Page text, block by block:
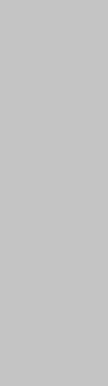
عليه،
أو أكثر
أسباب
وبناء على
إما بنوع
أخرى من
اللجوء
لدى
بتناول
منها،
ارتفاع
بسؤال
بشكل
مستوى
في حالات
أو الكلى،